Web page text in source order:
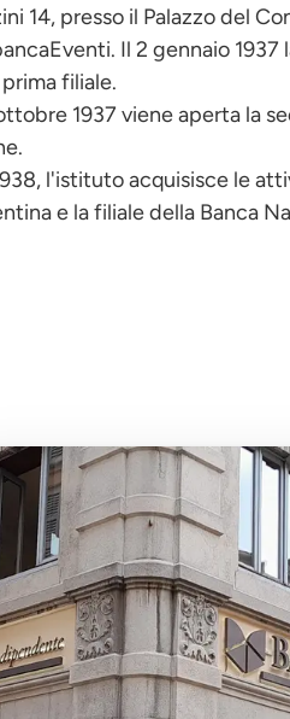
14, presso il Palazzo del
Il 2 gennaio
filiale.
1937 viene aperta la
l'istituto acquisisce le
e la filiale della Banca